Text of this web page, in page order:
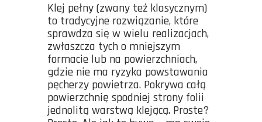
Klej pełny (zwany też klasycznym)
to tradycyjne rozwiązanie, które
sprawdza się w wielu realizacjach,
zwłaszcza tych o mniejszym
formacie lub na powierzchniach,
gdzie nie ma ryzyka powstawania
pęcherzy powietrza. Pokrywa całą
powierzchnię spodniej strony folii
jednolitą warstwą klejącą. Proste?